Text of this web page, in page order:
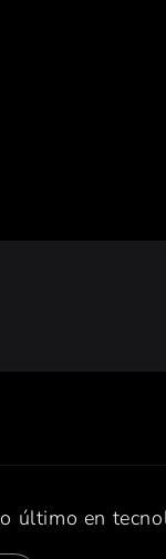
último en